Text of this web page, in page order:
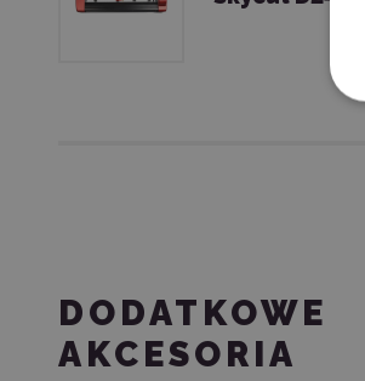
DODATKOWE
AKCESORIA